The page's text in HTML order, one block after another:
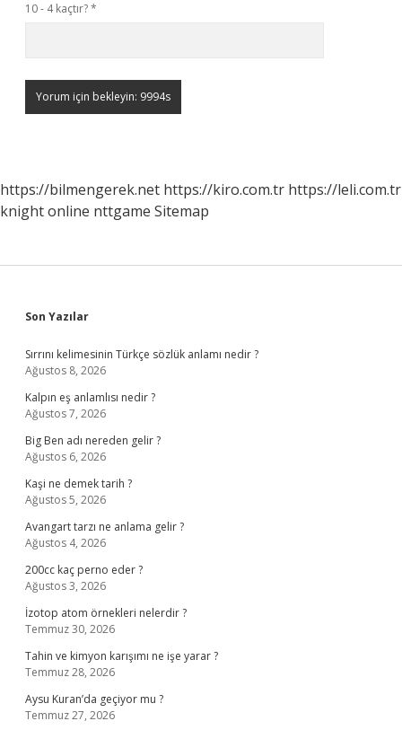
10 - 4 kaçtır?*
https://bilmengerek.net https://kiro.com.tr https://leli.com.tr
knight online nttgame Sitemap
Sidebar
Son Yazılar
Sırrını kelimesinin Türkçe sözlük anlamı nedir ?
Ağustos 8, 2026
Kalpın eş anlamlısı nedir ?
Ağustos 7, 2026
Big Ben adı nereden gelir ?
Ağustos 6, 2026
Kaşi ne demek tarih ?
Ağustos 5, 2026
Avangart tarzı ne anlama gelir ?
Ağustos 4, 2026
200cc kaç perno eder ?
Ağustos 3, 2026
İzotop atom örnekleri nelerdir ?
Temmuz 30, 2026
Tahin ve kimyon karışımı ne işe yarar ?
Temmuz 28, 2026
Aysu Kuran’da geçiyor mu ?
Temmuz 27, 2026